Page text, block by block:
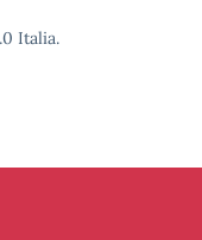
Italia.